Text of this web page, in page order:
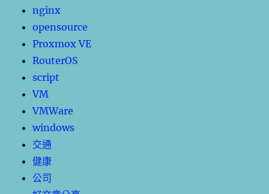
nginx
opensource
Proxmox VE
RouterOS
script
VM
VMWare
windows
交通
健康
公司